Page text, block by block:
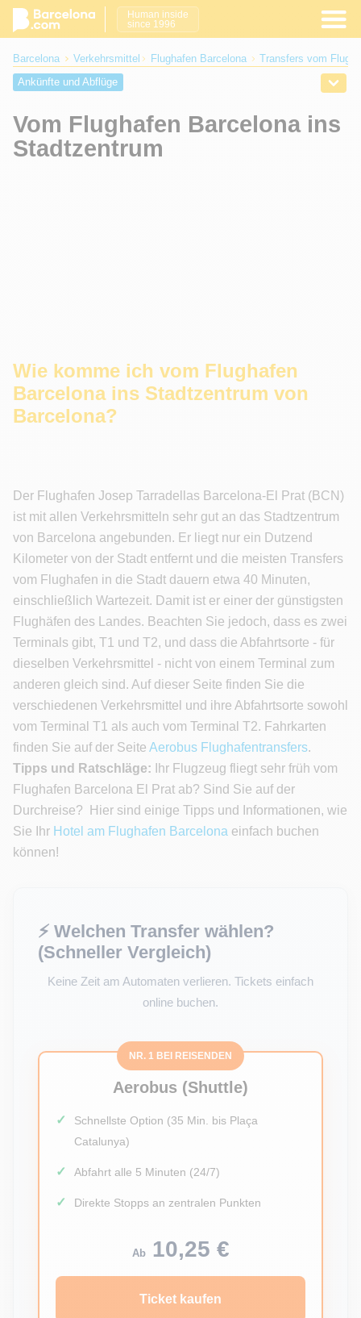
Human inside
since 1996
Barcelona Verkehrsmittel​ Flughafen Barcelona
Transfers vom
Ankünfte und Abflüge
Wie man dorthin gelangt?
Parken Flughafen Barcelona
Mietwagen
Flughafen FAQ
Girona Flughafen
Vom Flughafen Barcelona ins
Stadtzentrum
Wie komme ich vom Flughafen
Barcelona ins Stadtzentrum von
Barcelona?
Der Flughafen Josep Tarradellas Barcelona-El Prat (BCN)
ist mit allen Verkehrsmitteln sehr gut an das Stadtzentrum
von Barcelona angebunden. Er liegt nur ein Dutzend
Kilometer von der Stadt entfernt und die meisten Transfers
vom Flughafen in die Stadt dauern etwa 40 Minuten,
einschließlich Wartezeit. Damit ist er einer der günstigsten
Flughäfen des Landes. Beachten Sie jedoch, dass es zwei
Terminals gibt, T1 und T2, und dass die Abfahrtsorte - für
dieselben Verkehrsmittel - nicht von einem Terminal zum
anderen gleich sind. Auf dieser Seite finden Sie die
verschiedenen Verkehrsmittel und ihre Abfahrtsorte sowohl
vom Terminal T1 als auch vom Terminal T2. Fahrkarten
finden Sie auf der Seite Aerobus Flughafentransfers.
Tipps und Ratschläge: Ihr Flugzeug fliegt sehr früh vom
Flughafen Barcelona El Prat ab? Sind Sie auf der
Durchreise? Hier sind einige Tipps und Informationen, wie
Sie Ihr Hotel am Flughafen Barcelona einfach buchen
können!
⚡ Welchen Transfer wählen?
(Schneller Vergleich)
Keine Zeit am Automaten verlieren. Tickets einfach
online buchen.
NR. 1 BEI REISENDEN
Aerobus (Shuttle)
Schnellste Option (35 Min. bis Plaça
Catalunya)
Abfahrt alle 5 Minuten (24/7)
Direkte Stopps an zentralen Punkten
Ab10,25 €
Ticket kaufen